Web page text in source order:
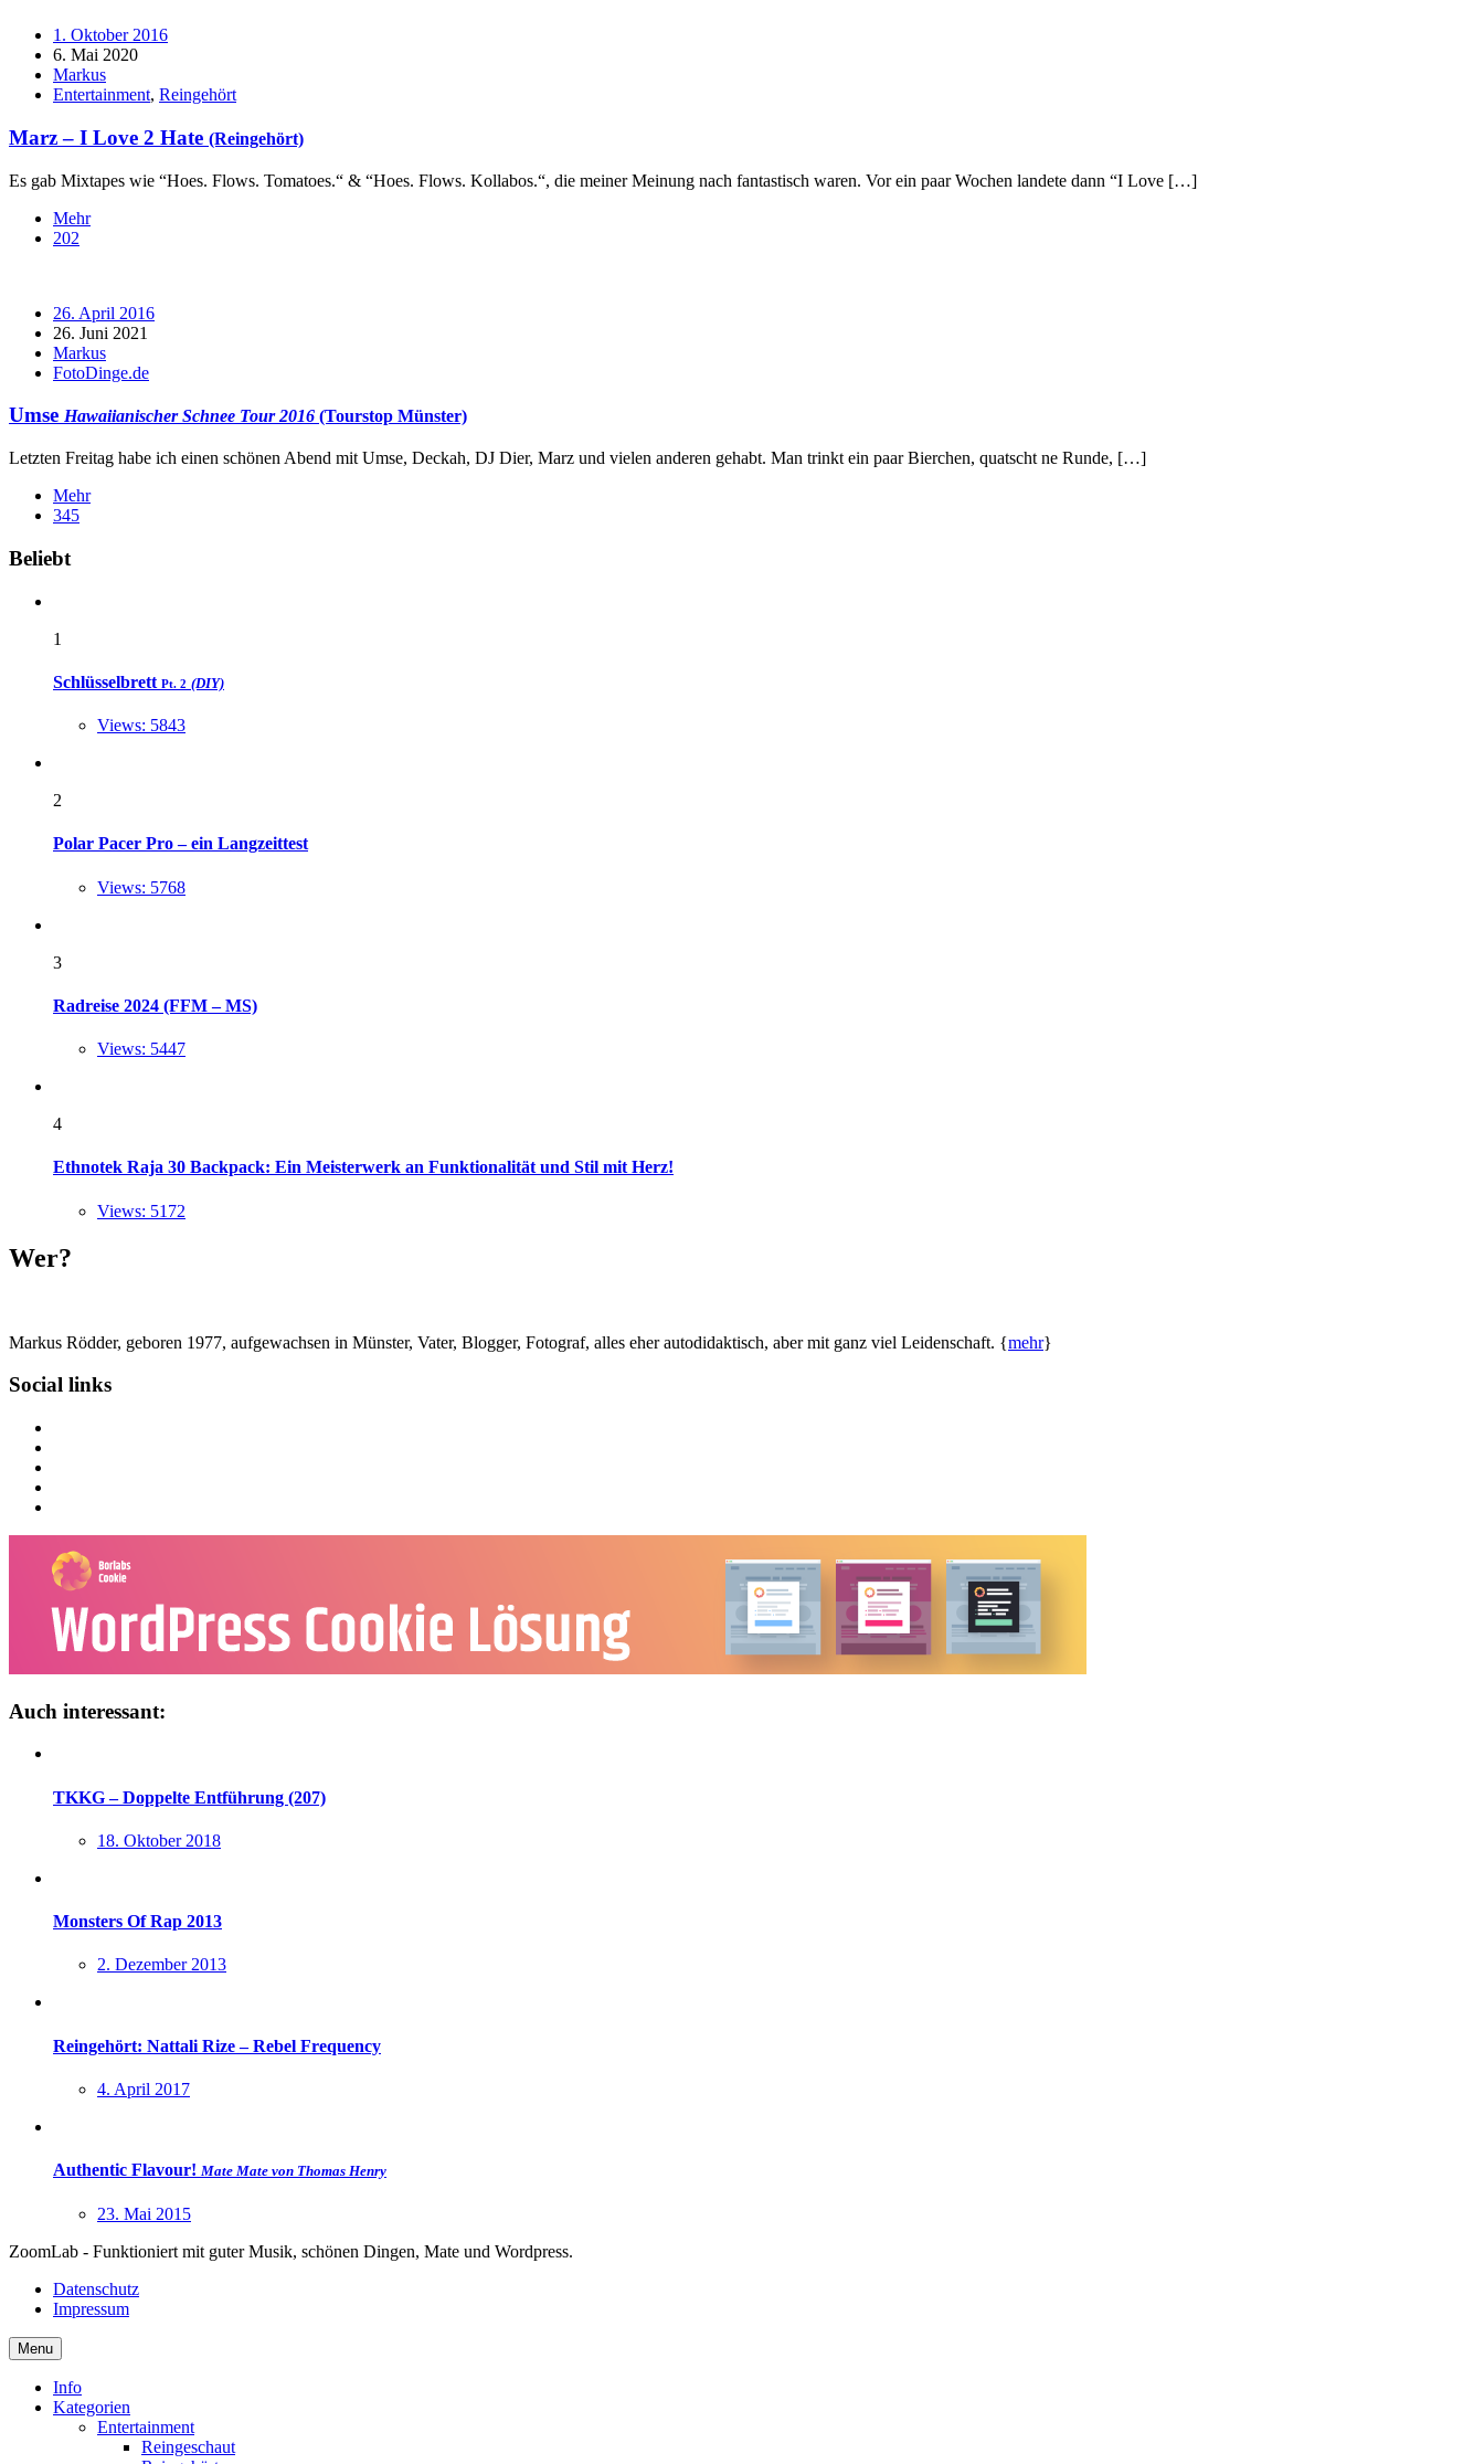
1. Oktober 2016
6. Mai 2020
Markus
Entertainment, Reingehört
Marz – I Love 2 Hate (Reingehört)
Es gab Mixtapes wie “Hoes. Flows. Tomatoes.“ & “Hoes. Flows. Kollabos.“, die meiner Meinung nach fantastisch waren. Vor ein paar Wochen landete dann “I Love […]
Mehr
202
26. April 2016
26. Juni 2021
Markus
FotoDinge.de
Umse Hawaiianischer Schnee Tour 2016 (Tourstop Münster)
Letzten Freitag habe ich einen schönen Abend mit Umse, Deckah, DJ Dier, Marz und vielen anderen gehabt. Man trinkt ein paar Bierchen, quatscht ne Runde, […]
Mehr
345
Widgets
Beliebt
1
Schlüsselbrett Pt. 2 (DIY)
Views: 5843
2
Polar Pacer Pro – ein Langzeittest
Views: 5768
3
Radreise 2024 (FFM – MS)
Views: 5447
4
Ethnotek Raja 30 Backpack: Ein Meisterwerk an Funktionalität und Stil mit Herz!
Views: 5172
Wer?
Markus Rödder, geboren 1977, aufgewachsen in Münster, Vater, Blogger, Fotograf, alles eher autodidaktisch, aber mit ganz viel Leidenschaft. {mehr}
Social links
Auch interessant:
TKKG – Doppelte Entführung (207)
18. Oktober 2018
Monsters Of Rap 2013
2. Dezember 2013
Reingehört: Nattali Rize – Rebel Frequency
4. April 2017
Authentic Flavour! Mate Mate von Thomas Henry
23. Mai 2015
ZoomLab - Funktioniert mit guter Musik, schönen Dingen, Mate und Wordpress.
Datenschutz
Impressum
Menu
Info
Kategorien
Entertainment
Reingeschaut